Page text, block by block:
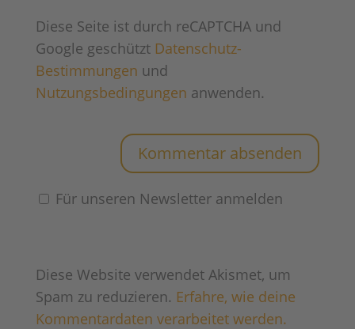
Diese Seite ist durch reCAPTCHA und
Google geschützt Datenschutz-
Bestimmungen und
Nutzungsbedingungen anwenden.
Für unseren Newsletter anmelden
Diese Website verwendet Akismet, um
Spam zu reduzieren. Erfahre, wie deine
Kommentardaten verarbeitet werden.